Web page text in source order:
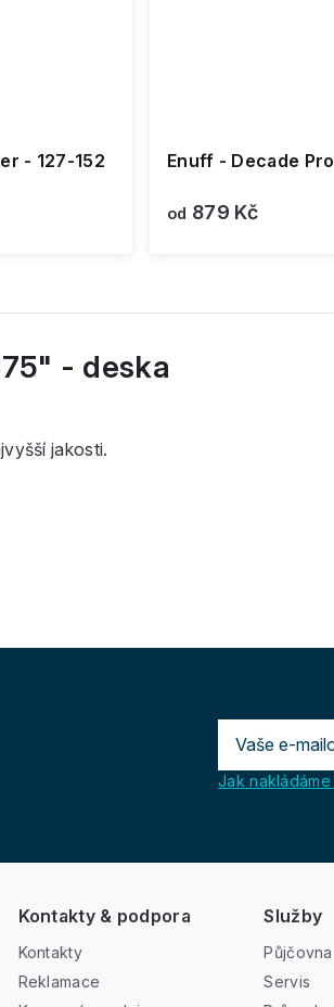
- 127-152
Enuff - Decade
od 879 Kč
- deska
jakosti.
Jak nakládáme
Kontakty & podpora
Kontakty
Reklamace
Služby
Půjčovna
Servis